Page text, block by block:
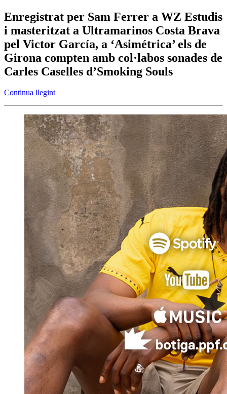
Enregistrat per Sam Ferrer a WZ Estudis
i masteritzat a Ultramarinos Costa Brava
pel Victor García, a ‘Asimétrica’ els de
Girona compten amb col·labos sonades de
Carles Caselles d’Smoking Souls
Continua llegint